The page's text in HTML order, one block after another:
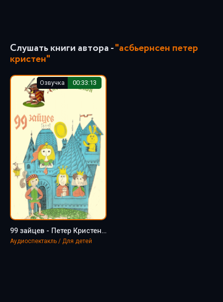
Слушать книги автора -"асбьернсен петер
кристен"
Озвучка 00:33:13
99 зайцев - Петер Кристен Асбьернсен
Аудиоспектакль / Для детей